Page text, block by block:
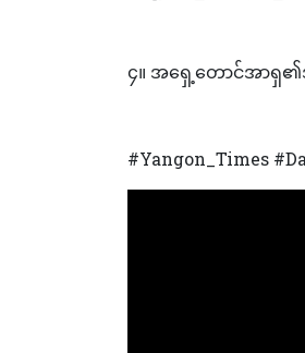
၄။ အရှေ့တောင်အာရှ
#Yangon_Times